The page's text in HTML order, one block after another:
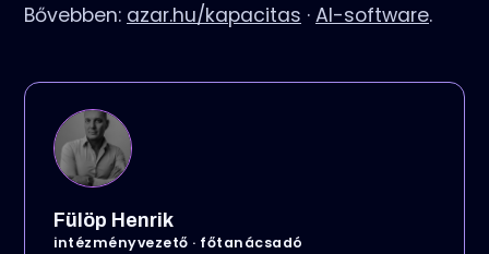
Bővebben: azar.hu/kapacitas · AI-software.
Fülöp Henrik
intézményvezető · főtanácsadó